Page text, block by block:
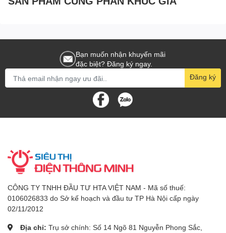
Bạn muốn nhận khuyến mãi
đặc biệt? Đăng ký ngay.
Đăng ký
CÔNG TY TNHH ĐẦU TƯ HTA VIỆT NAM - Mã số thuế:
0106026833 do Sở kế hoạch và đầu tư TP Hà Nội cấp ngày
02/11/2012
Địa chỉ: Trụ sở chính: Số 14 Ngõ 81 Nguyễn Phong Sắc,